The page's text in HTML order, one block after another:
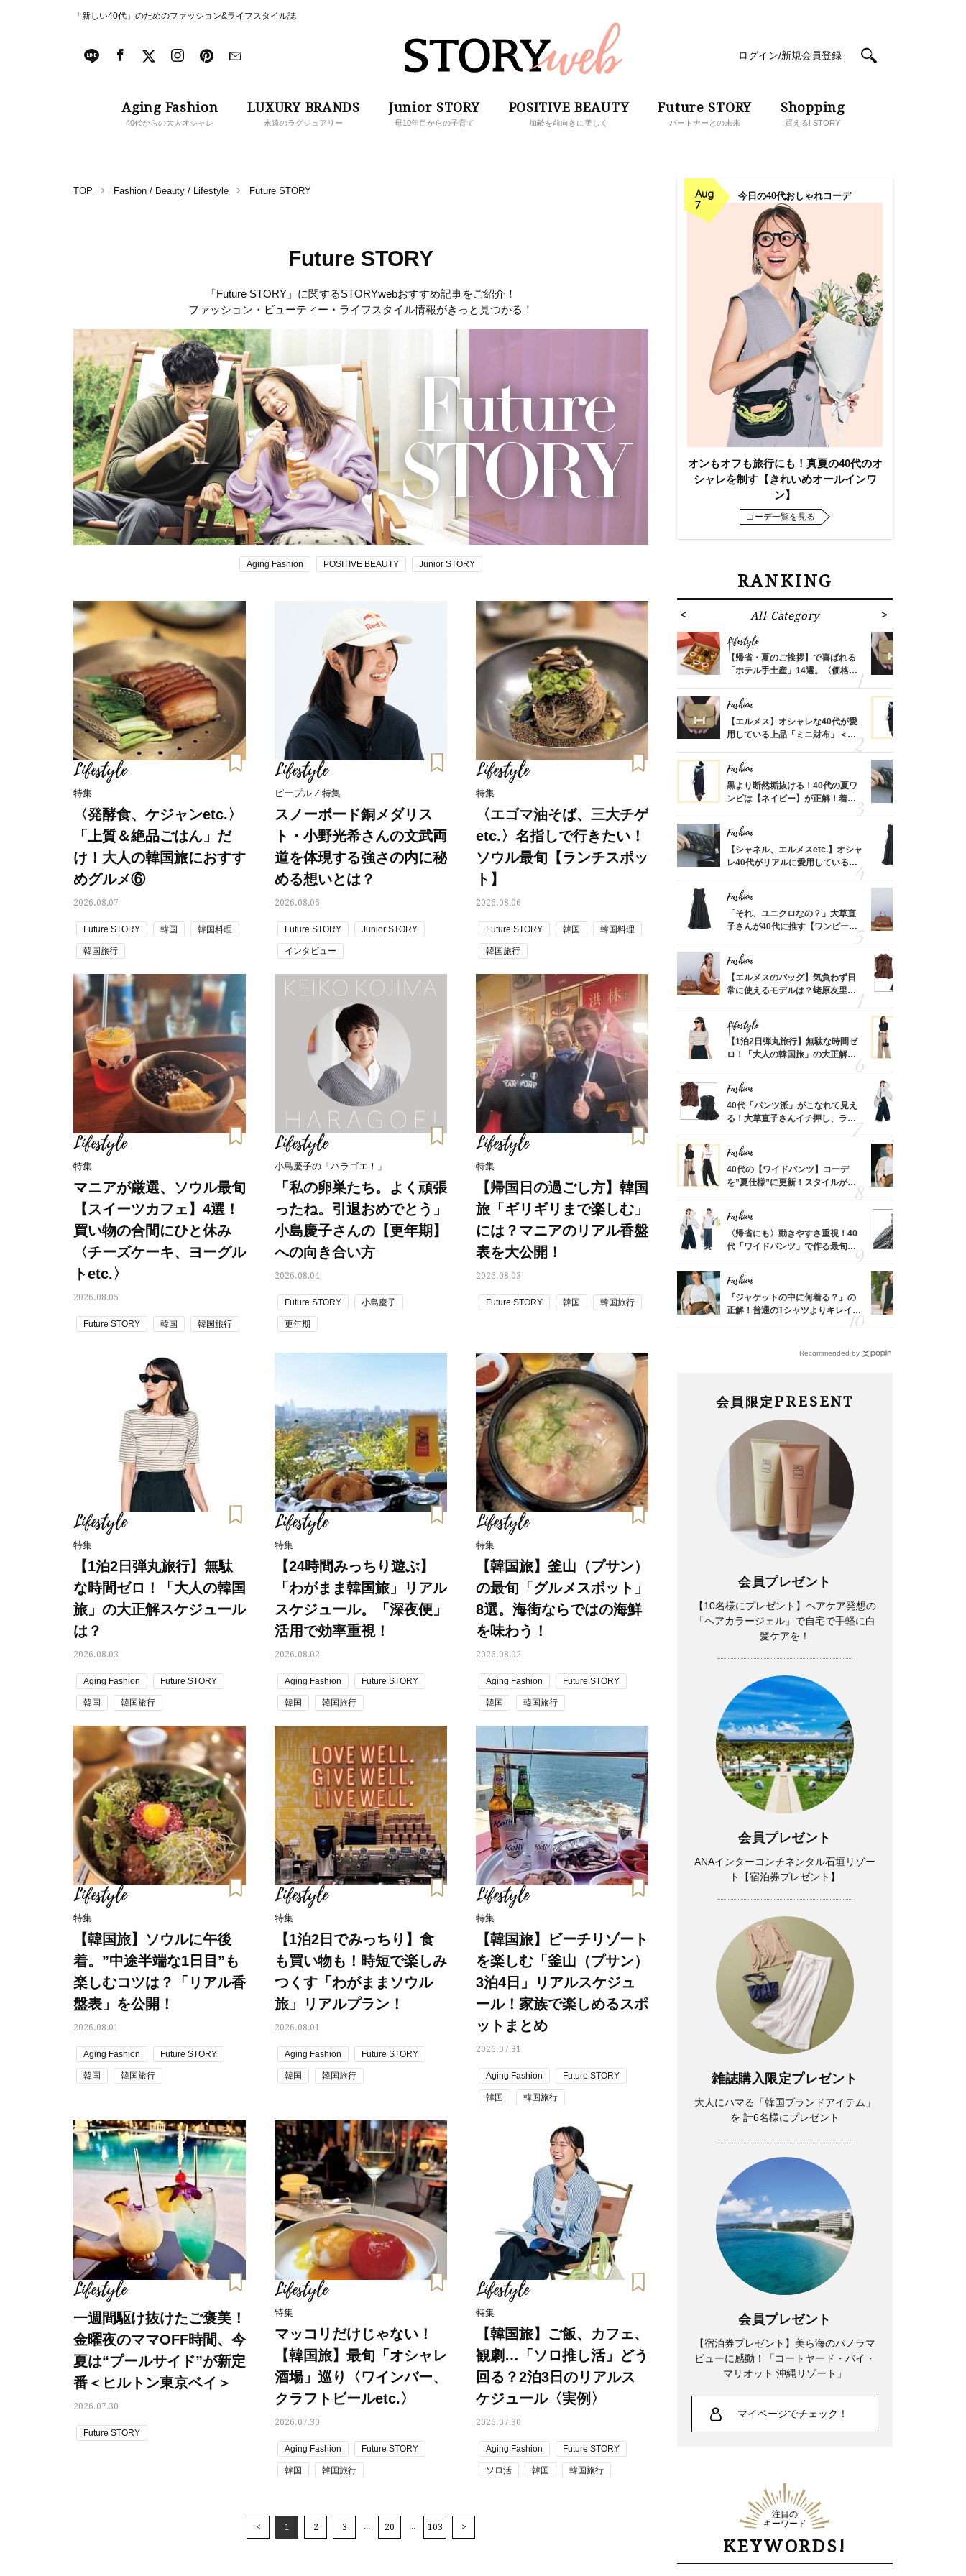
「新しい40代」のためのファッション&ライフスタイル誌
ログイン/新規会員登録
Aging Fashion
40代からの大人オシャレ
LUXURY BRANDS
永遠のラグジュアリー
Junior STORY
母10年目からの子育て
POSITIVE BEAUTY
加齢を前向きに美しく
Future STORY
パートナーとの未来
Shopping
買える! STORY
TOP Fashion / Beauty / Lifestyle Future STORY
Future STORY
「Future STORY」に関するSTORYwebおすすめ記事をご紹介！
ファッション・ビューティー・ライフスタイル情報がきっと見つかる！
Aging Fashion POSITIVE BEAUTY Junior STORY
Lifestyle
特集
〈発酵食、ケジャンetc.〉
「上質＆絶品ごはん」だ
け！大人の韓国旅におすす
めグルメ⑥
2026.08.07
Future STORY 韓国 韓国料理
韓国旅行
Lifestyle
ピープル / 特集
スノーボード銅メダリス
ト・小野光希さんの文武両
道を体現する強さの内に秘
める想いとは？
2026.08.06
Future STORY Junior STORY
インタビュー
Lifestyle
特集
〈エゴマ油そば、三大チゲ
etc.〉名指しで行きたい！
ソウル最旬【ランチスポッ
ト】
2026.08.06
Future STORY 韓国 韓国料理
韓国旅行
Lifestyle
特集
マニアが厳選、ソウル最旬
【スイーツカフェ】4選！
買い物の合間にひと休み
〈チーズケーキ、ヨーグル
トetc.〉
2026.08.05
Future STORY 韓国 韓国旅行
Lifestyle
小島慶子の「ハラゴエ！」
「私の卵巣たち。よく頑張
ったね。引退おめでとう」
小島慶子さんの【更年期】
への向き合い方
2026.08.04
Future STORY 小島慶子
更年期
Lifestyle
特集
【帰国日の過ごし方】韓国
旅「ギリギリまで楽しむ」
には？マニアのリアル香盤
表を大公開！
2026.08.03
Future STORY 韓国 韓国旅行
Lifestyle
特集
【1泊2日弾丸旅行】無駄
な時間ゼロ！「大人の韓国
旅」の大正解スケジュール
は？
2026.08.03
Aging Fashion Future STORY
韓国 韓国旅行
Lifestyle
特集
【24時間みっちり遊ぶ】
「わがまま韓国旅」リアル
スケジュール。「深夜便」
活用で効率重視！
2026.08.02
Aging Fashion Future STORY
韓国 韓国旅行
Lifestyle
特集
【韓国旅】釜山（プサン）
の最旬「グルメスポット」
8選。海街ならではの海鮮
を味わう！
2026.08.02
Aging Fashion Future STORY
韓国 韓国旅行
Lifestyle
特集
【韓国旅】ソウルに午後
着。”中途半端な1日目”も
楽しむコツは？「リアル香
盤表」を公開！
2026.08.01
Aging Fashion Future STORY
韓国 韓国旅行
Lifestyle
特集
【1泊2日でみっちり】食
も買い物も！時短で楽しみ
つくす「わがままソウル
旅」リアルプラン！
2026.08.01
Aging Fashion Future STORY
韓国 韓国旅行
Lifestyle
特集
【韓国旅】ビーチリゾート
を楽しむ「釜山（プサン）
3泊4日」リアルスケジュ
ール！家族で楽しめるスポ
ットまとめ
2026.07.31
Aging Fashion Future STORY
韓国 韓国旅行
Lifestyle
一週間駆け抜けたご褒美！
金曜夜のママOFF時間、今
夏は“プールサイド”が新定
番＜ヒルトン東京ベイ＞
2026.07.30
Future STORY
Lifestyle
特集
マッコリだけじゃない！
【韓国旅】最旬「オシャレ
酒場」巡り〈ワインバー、
クラフトビールetc.〉
2026.07.30
Aging Fashion Future STORY
韓国 韓国旅行
Lifestyle
特集
【韓国旅】ご飯、カフェ、
観劇…「ソロ推し活」どう
回る？2泊3日のリアルス
ケジュール〈実例〉
2026.07.30
Aging Fashion Future STORY
ソロ活 韓国 韓国旅行
< 1 2 3 ... 20 ... 103 >
Aug
7
今日の40代おしゃれコーデ
オンもオフも旅行にも！真夏の40代のオ
シャレを制す【きれいめオールインワ
ン】
コーデ一覧を見る
RANKING
Lifestyle All Category
Beauty
26年夏、石井美穂さん厳選の【美
白アイテム】10選！40代以上は朝
晩の「即効集中ケア」に頼る！
Beauty
「それどこの？」と褒められる！
可愛すぎる【YSL】の新作「万能ク
リーム」が夏のお守りに
「ざらつき・ごわつき」をケアす
る名品2選〈パック・ミスト〉
Beauty
40代の透明感を底上げ【毛穴ケ
ア】名品3選！石井美穂さん「60本
以上愛用中」のものも
へ！石井美穂さんが推薦【名品ア
イクリーム】3選
Beauty
石井美穂さんおすすめ！40代の
「お疲れ顔を救う」美容パック
は？翌朝の肌に自信がもてる
Beauty
酷暑の夏こそ40代が使うべき【美
容液・クリーム】「シワ・たるみ
ケア」はこれ一つでOK！
Beauty
今いちばん垢抜ける「ショートボ
ブ」SNAP。人気アラフォー読者達
がお手本！
黄ぐすみをオフ！40代の美白ケ
ア、最適解は【角質洗顔】。石井
美穂さんおすすめ名品
Beauty
まるで美容液！【ディオール プレ
ステージ】新クレンザーでうるお
い艶めくなめらかな素肌へ
40代は洗顔選びから！石井美穂さ
んの「夏枯れ肌対策」全部見せ
Lifestyle
【帰省・夏のご挨拶】で喜ばれる
「ホテル手土産」14選。〈価格
別〉センスが伝わる逸品は？
Lifestyle
【1泊2日弾丸旅行】無駄な時間ゼ
ロ！「大人の韓国旅」の大正解ス
ケジュールは？
は”介護どうする？”から始めるん
です」父・辰夫さんの相続で学ん
だこと
Lifestyle
〈元社長秘書〉内緒で教える【お
盆の帰省手土産5選】東京で買える
やわらかな透明感をまとう、自然
体の美しさ
【特別画像集】「亡くなってから
憧れの気持ちはますます強く」俳
優・大和田美帆さん”母との思い
出”
Lifestyle
【梅宮アンナさん】乳がん摘出手
術を経て「残った方の胸も取って
しまいたい」とすら思う──そんな
声もあることを知ってほしい
Lifestyle
梅宮アンナさん、再婚から8カ月め
の心境「お互い20年ぶりの結婚生
活、正直簡単じゃない」
除」が【総合運】に効く理由は？
〈26年夏の開運アクション〉
Lifestyle
梅宮アンナさんご夫婦が語る 「53
歳と60歳、大人同士の電撃婚のリ
アル」周囲が驚くほど本音でぶつ
女優・須藤理彩さん「夫を亡く
し、心身不調に。鬱だと思ってい
Lifestyle
【帰省・夏のご挨拶】で喜ばれる
「ホテル手土産」14選。〈価格
Fashion
【エルメス】オシャレな40代が愛
用している上品「ミニ財布」＜ス
Fashion
黒より断然垢抜ける！40代の夏ワ
ンピは【ネイビー】が正解！着回
Fashion
【シャネル、エルメスetc.】オシャ
レ40代がリアルに愛用している
Fashion
「それ、ユニクロなの？」大草直
子さんが40代に推す【ワンピー
レイ見え
Fashion
【エルメスのバッグ】気負わず日
常に使えるモデルは？蛯原友里さ
Lifestyle
【1泊2日弾丸旅行】無駄な時間ゼ
ロ！「大人の韓国旅」の大正解ス
Fashion
40代「パンツ派」がこなれて見え
る！大草直子さんイチ押し、ラク
Fashion
40代の【ワイドパンツ】コーデ
を”夏仕様”に更新！スタイルがキ
Fashion
〈帰省にも〉動きやすさ重視！40
代「ワイドパンツ」で作る最旬
Fashion
『ジャケットの中に何着る？』の
正解！普通のTシャツよりキレイ見
Recommended by
会員限定 PRESENT
会員プレゼント
【10名様にプレゼント】ヘアケア発想の
「ヘアカラージェル」で自宅で手軽に白
髪ケアを！
会員プレゼント
ANAインターコンチネンタル石垣リゾー
ト【宿泊券プレゼント】
雑誌購入限定プレゼント
大人にハマる「韓国ブランドアイテム」
を 計6名様にプレゼント
会員プレゼント
【宿泊券プレゼント】美ら海のパノラマ
ビューに感動！「コートヤード・バイ・
マリオット 沖縄リゾート」
マイページでチェック！
注目の
キーワード
KEYWORDS!